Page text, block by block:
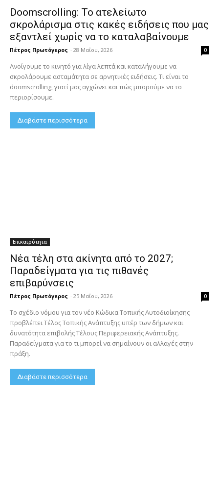
Doomscrolling: Το ατελείωτο
σκρολάρισμα στις κακές ειδήσεις που μας
εξαντλεί χωρίς να το καταλαβαίνουμε
Πέτρος Πρωτόγερος - 28 Μαΐου, 2026 0
Ανοίγουμε το κινητό για λίγα λεπτά και καταλήγουμε να
σκρολάρουμε ασταμάτητα σε αρνητικές ειδήσεις. Τι είναι το
doomscrolling, γιατί μας αγχώνει και πώς μπορούμε να το
περιορίσουμε.
Διαβάστε περισσότερα
Επικαιρότητα
Νέα τέλη στα ακίνητα από το 2027;
Παραδείγματα για τις πιθανές
επιβαρύνσεις
Πέτρος Πρωτόγερος - 25 Μαΐου, 2026 0
Το σχέδιο νόμου για τον νέο Κώδικα Τοπικής Αυτοδιοίκησης
προβλέπει Τέλος Τοπικής Ανάπτυξης υπέρ των δήμων και
δυνατότητα επιβολής Τέλους Περιφερειακής Ανάπτυξης.
Παραδείγματα για το τι μπορεί να σημαίνουν οι αλλαγές στην
πράξη.
Διαβάστε περισσότερα